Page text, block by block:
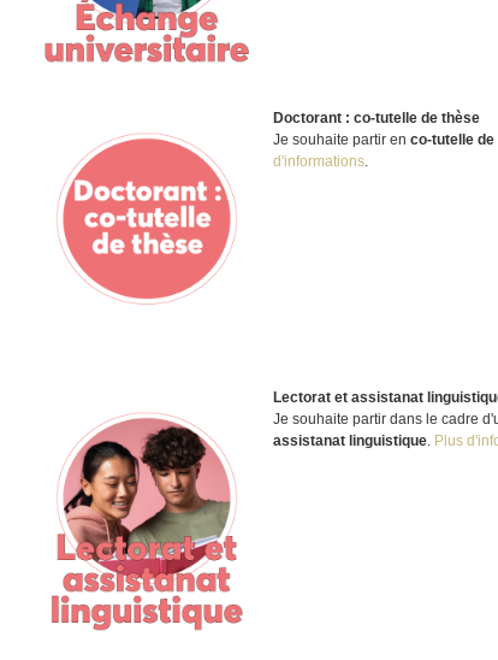
Doctorant : co-tutelle de thèse
Je souhaite partir enco-tutelle de
d'informations.
Lectorat et assistanat
Je souhaite partir dans le cadre
assistanat linguistique. Plus